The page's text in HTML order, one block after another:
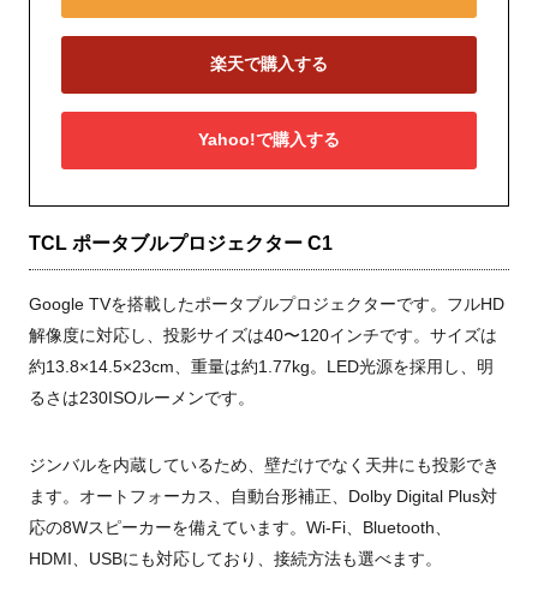
楽天で購入する
Yahoo!で購入する
TCL ポータブルプロジェクター C1
Google TVを搭載したポータブルプロジェクターです。フルHD
解像度に対応し、投影サイズは40〜120インチです。サイズは
約13.8×14.5×23cm、重量は約1.77kg。LED光源を採用し、明
るさは230ISOルーメンです。
ジンバルを内蔵しているため、壁だけでなく天井にも投影でき
ます。オートフォーカス、自動台形補正、Dolby Digital Plus対
応の8Wスピーカーを備えています。Wi-Fi、Bluetooth、
HDMI、USBにも対応しており、接続方法も選べます。